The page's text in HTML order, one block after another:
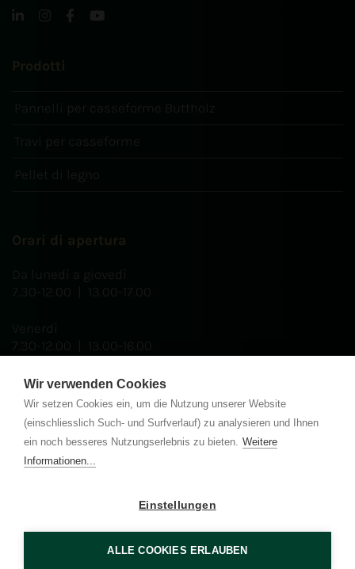
Wir verwenden Cookies
Wir setzen Cookies ein, um die Nutzung unserer Website
(einschliesslich Such- und Surfverlauf) zu analysieren und Ihnen
ein noch besseres Nutzungserlebnis zu bieten. Weitere
Informationen...
Einstellungen
ALLE COOKIES ERLAUBEN
Orari di apertura
Da lunedì a giovedì
7.30-12.00 | 13.00-17.00
Venerdì
7.30-12.00 | 13.00-16.00
Certificati
Prodotti
Pannelli per casseforme Buttholz
Travi per casseforme
Pellet di legno